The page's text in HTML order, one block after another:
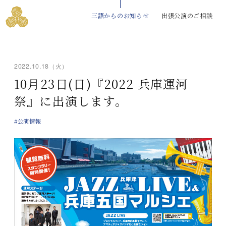
三語からのお知らせ 出張公演のご相談
2022.10.18（火）
10月23日(日)『2022 兵庫運河
祭』に出演します。
#公演情報